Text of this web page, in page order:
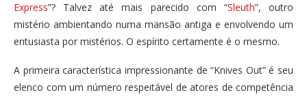
Express”? Talvez até mais parecido com “Sleuth”, outro
mistério ambientando numa mansão antiga e envolvendo um
entusiasta por mistérios. O espírito certamente é o mesmo.
A primeira característica impressionante de “Knives Out” é seu
elenco com um número respeitável de atores de competência